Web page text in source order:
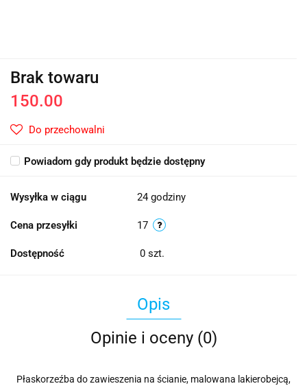
Brak towaru
150.00
Do przechowalni
Powiadom gdy produkt będzie dostępny
Wysyłka w ciągu 24 godziny
Cena przesyłki 17
Dostępność 0 szt.
Opis
Opinie i oceny (0)
Płaskorzeźba do zawieszenia na ścianie, malowana lakierobejcą,